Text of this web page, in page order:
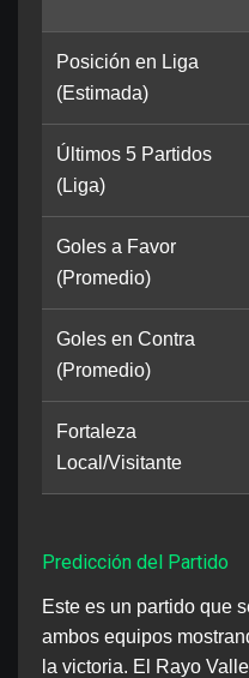
Posición en Liga
(Estimada)
Últimos 5 Partidos
(Liga)
Goles a Favor
(Promedio)
Goles en Contra
(Promedio)
Fortaleza
Local/Visitante
Predicción del Partido
Este es un partido que
ambos equipos
la victoria. El Rayo